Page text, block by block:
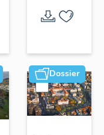
Dossier